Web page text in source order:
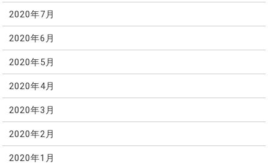
2020年7月
2020年6月
2020年5月
2020年4月
2020年3月
2020年2月
2020年1月